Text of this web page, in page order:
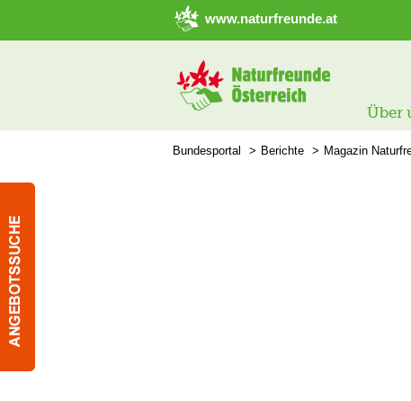
➜ Hauptregion der Seite anspringen
www.naturfreunde.at
Über
Bundesportal Berichte Magazin